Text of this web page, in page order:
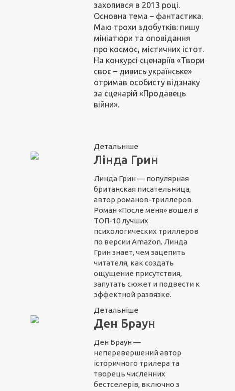
захопився в 2013 році.
Основна тема – фантастика.
Маю трохи здобутків: пишу
мініатюри та оповідання
про космос, містичних істот.
На конкурсі сценаріїв «Твори
своє – дивись українське»
отримав особисту відзнаку
за сценарій «Продавець
війни».
Детальніше
Лінда Грин
Линда Грин — популярная
британская писательница,
автор романов-триллеров.
Роман «После меня» вошел в
ТОП-10 лучших
психологических триллеров
по версии Amazon. Линда
Грин знает, чем зацепить
читателя, как создать
ощущение присутствия,
запутать сюжет и подвести к
эффектной развязке.
Детальніше
Ден Браун
Ден Браун —
неперевершений автор
історичного трилера та
творець численних
бестселерів, включно з